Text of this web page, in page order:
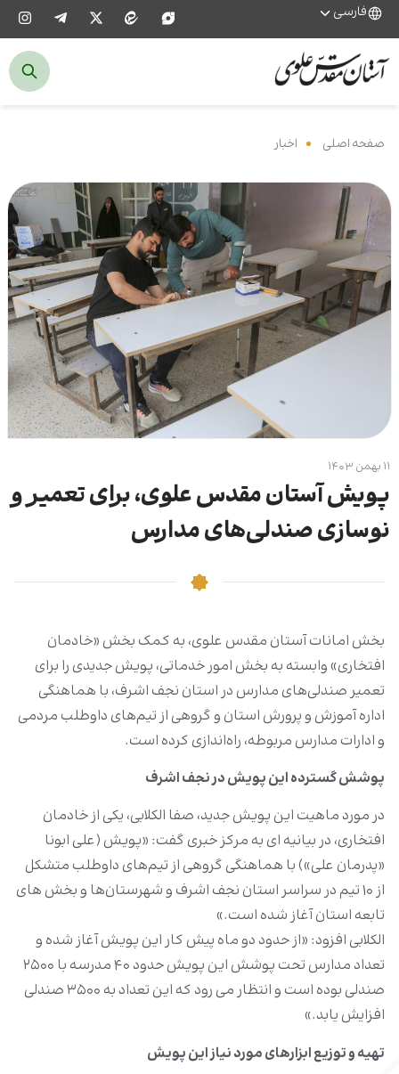
فارسی
صفحه اصلی اخبار
۱۱ بهمن ۱۴۰۳
پویش آستان مقدس علوی، برای تعمیر و
نوسازی صندلی‌های مدارس
بخش امانات آستان مقدس علوی، به کمک بخش «خادمان
افتخاری» وابسته به بخش امور خدماتی، پویش جدیدی را برای
تعمیر صندلی‌های مدارس در استان نجف اشرف، با هماهنگی
اداره آموزش و پرورش استان و گروهی از تیم‌های داوطلب مردمی
و ادارات مدارس مربوطه، راه‌اندازی کرده است.
پوشش گسترده این پویش در نجف اشرف
در مورد ماهیت این پویش جدید، صفا الکلابی، یکی از خادمان
افتخاری، در بیانیه ای به مرکز خبری گفت: «پویش (علی ابونا
«پدرمان علی») با هماهنگی گروهی از تیم‌های داوطلب متشکل
از ۱۰ تیم در سراسر استان نجف اشرف و شهرستان‌ها و بخش های
تابعه استان آغاز شده است.»
الکلابی افزود: «از حدود دو ماه پیش کار این پویش آغاز شده و
تعداد مدارس تحت پوشش این پویش حدود ۴۰ مدرسه با ۲۵۰۰
صندلی بوده است و انتظار می رود که این تعداد به ۳۵۰۰ صندلی
افزایش یابد.»
تهیه و توزیع ابزارهای مورد نیاز این پویش